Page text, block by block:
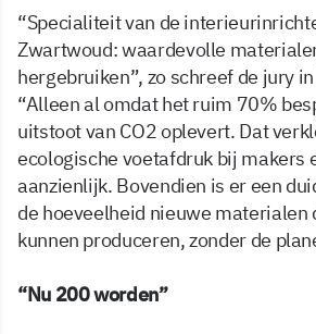
“Specialiteit van de
Zwartwoud: waardevolle
hergebruiken”, zo schreef de jury
“Alleen al omdat het ruim 70%
uitstoot van CO2 oplevert. Dat
ecologische voetafdruk bij makers
aanzienlijk. Bovendien is er een
de hoeveelheid nieuwe materialen
kunnen produceren, zonder de
“Nu 200 worden”